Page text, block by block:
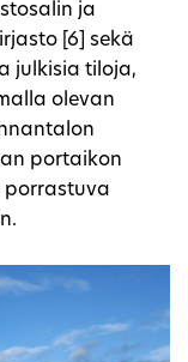
ja
[6] sekä
julkisia tiloja,
olevan
portaikon
porrastuva